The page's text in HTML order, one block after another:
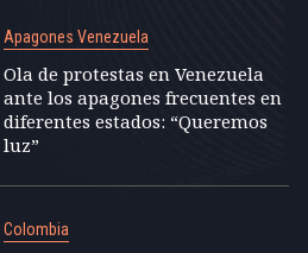
Apagones Venezuela
Ola de protestas en Venezuela
ante los apagones frecuentes en
diferentes estados: “Queremos
luz”
Colombia